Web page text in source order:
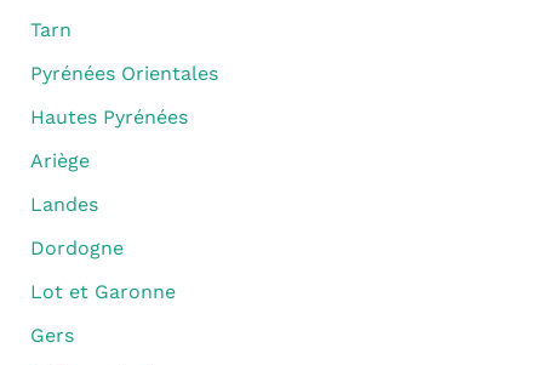
Tarn
Pyrénées Orientales
Hautes Pyrénées
Ariège
Landes
Dordogne
Lot et Garonne
Gers